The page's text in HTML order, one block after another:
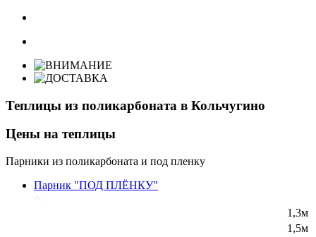
Теплицы из поликарбоната в Кольчугино
Цены на теплицы
Парники из поликарбоната и под пленку
Парник "ПОД ПЛЁНКУ"
1,3м
1,5м